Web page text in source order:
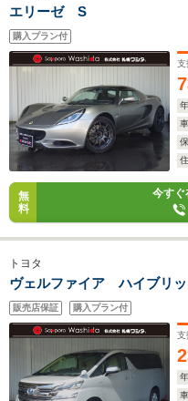
エリーゼ S
購入プラン付
支
無
料
今すぐ
トヨタ
ヴェルファイア ハイブリ
販売店保証 購入プラン付
支